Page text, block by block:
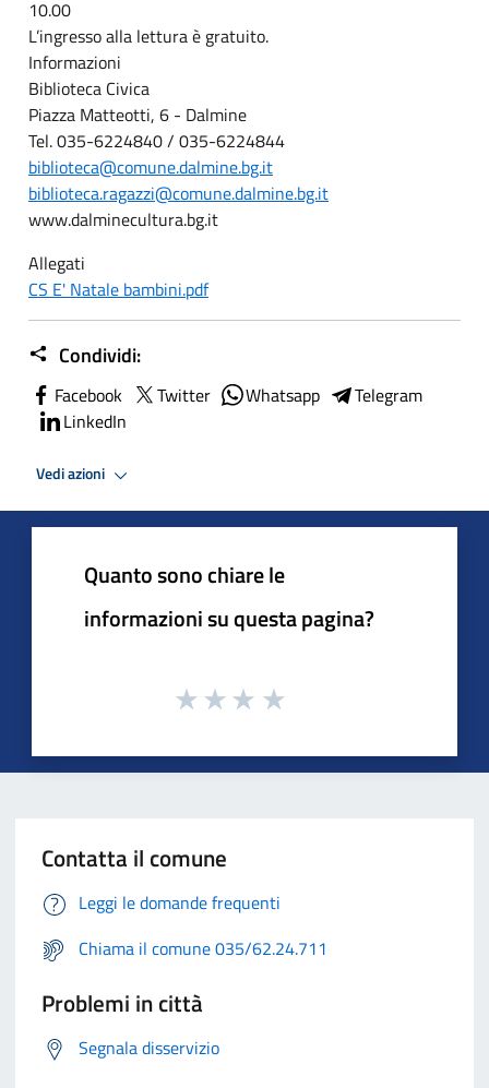
10.00
L’ingresso alla lettura è gratuito.
Informazioni
Biblioteca Civica
Piazza Matteotti, 6 - Dalmine
Tel. 035-6224840 / 035-6224844
biblioteca@comune.dalmine.bg.it
biblioteca.ragazzi@comune.dalmine.bg.it
www.dalminecultura.bg.it
Allegati
CS E' Natale bambini.pdf
Condividi:
Facebook Twitter Whatsapp
Telegram
LinkedIn
Vedi azioni
Quanto sono chiare le
informazioni su questa pagina?
Contatta il comune
Leggi le domande frequenti
Chiama il comune 035/62.24.711
Problemi in città
Segnala disservizio